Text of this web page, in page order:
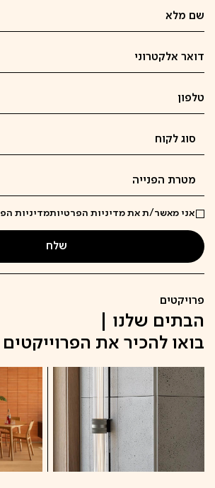
אני מאשר/ת את מדיניות הפרטיותמדיניות
פרויקטים
הבתים שלנו |
בואו להכיר את